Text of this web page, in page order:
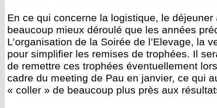
En ce qui concerne la logistique, le déjeuner
beaucoup mieux déroulé que les années
L’organisation de la Soirée de l’Elevage, la
pour simplifier les remises de trophées. Il
de remettre ces trophées éventuellement
cadre du meeting de Pau en janvier, ce qui
« coller » de beaucoup plus près aux